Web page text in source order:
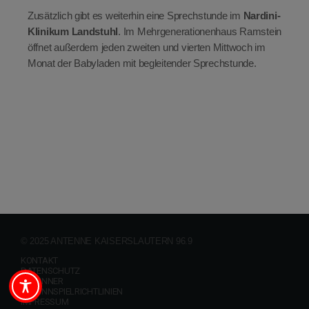
Zusätzlich gibt es weiterhin eine Sprechstunde im Nardini-
Klinikum Landstuhl. Im Mehrgenerationenhaus Ramstein
öffnet außerdem jeden zweiten und vierten Mittwoch im
Monat der Babyladen mit begleitender Sprechstunde.
© 2025 ANTENNE KAISERSLAUTERN 96.9
KONTAKT
DATENSCHUTZ
GEWINNER
GEWINNSPIELRICHTLINIEN
IMPRESSUM